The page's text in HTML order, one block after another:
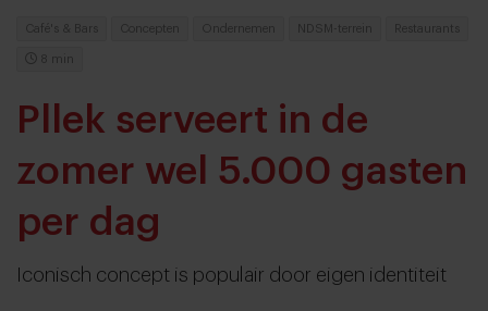
Café's & Bars Concepten Ondernemen NDSM-terrein Restaurants
8 min
Pllek serveert in de
zomer wel 5.000 gasten
per dag
Iconisch concept is populair door eigen identiteit